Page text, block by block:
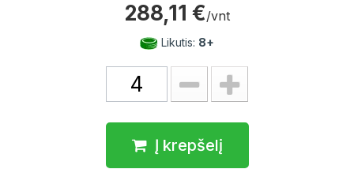
288,11 €/vnt
Likutis: 8+
Į krepšelį